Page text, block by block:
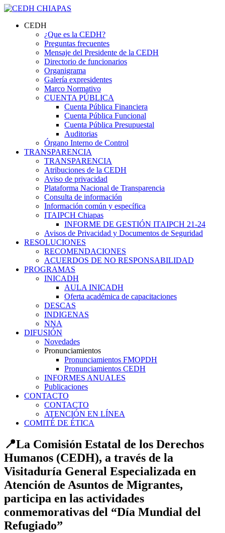
CEDH
¿Que es la CEDH?
Preguntas frecuentes
Mensaje del Presidente de la CEDH
Directorio de funcionarios
Organigrama
Galería expresidentes
Marco Normativo
CUENTA PÚBLICA
Cuenta Pública Financiera
Cuenta Pública Funcional
Cuenta Pública Presupuestal
Auditorias
Órgano Interno de Control
TRANSPARENCIA
TRANSPARENCIA
Atribuciones de la CEDH
Aviso de privacidad
Plataforma Nacional de Transparencia
Consulta de información
Información común y específica
ITAIPCH Chiapas
INFORME DE GESTIÓN ITAIPCH 21-24
Avisos de Privacidad y Documentos de Seguridad
RESOLUCIONES
RECOMENDACIONES
ACUERDOS DE NO RESPONSABILIDAD
PROGRAMAS
INICADH
AULA INICADH
Oferta académica de capacitaciones
DESCAS
INDIGENAS
NNA
DIFUSIÓN
Novedades
Pronunciamientos
Pronunciamientos FMOPDH
Pronunciamientos CEDH
INFORMES ANUALES
Publicaciones
CONTACTO
CONTACTO
ATENCIÓN EN LÍNEA
COMITÉ DE ÉTICA
📍La Comisión Estatal de los Derechos
Humanos (CEDH), a través de la
Visitaduría General Especializada en
Atención de Asuntos de Migrantes,
participa en las actividades
conmemorativas del “Día Mundial del
Refugiado”